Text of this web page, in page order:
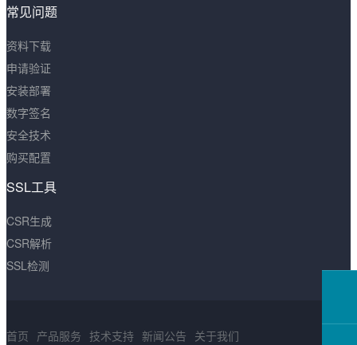
常见问题
资料下载
申请验证
安装部署
数字签名
安全技术
购买配置
SSL工具
CSR生成
CSR解析
SSL检测
首页 产品服务 技术支持 新闻公告 关于我们